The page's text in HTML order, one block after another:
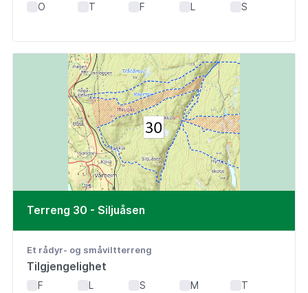
O
T F L S
Terreng 30 - Siljuåsen
Et rådyr- og småviltterreng
Tilgjengelighet
F L S M
T